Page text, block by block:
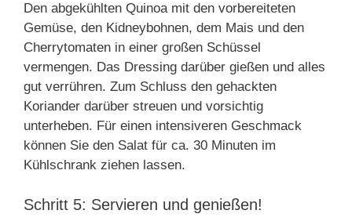
Den abgekühlten Quinoa mit den vorbereiteten
Gemüse, den Kidneybohnen, dem Mais und den
Cherrytomaten in einer großen Schüssel
vermengen. Das Dressing darüber gießen und alles
gut verrühren. Zum Schluss den gehackten
Koriander darüber streuen und vorsichtig
unterheben. Für einen intensiveren Geschmack
können Sie den Salat für ca. 30 Minuten im
Kühlschrank ziehen lassen.
Schritt 5: Servieren und genießen!